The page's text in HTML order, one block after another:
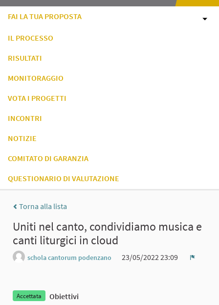
FAI LA TUA PROPOSTA
IL PROCESSO
RISULTATI
MONITORAGGIO
VOTA I PROGETTI
INCONTRI
NOTIZIE
COMITATO DI GARANZIA
QUESTIONARIO DI VALUTAZIONE
Torna alla lista
Uniti nel canto, condividiamo musica e
canti liturgici in cloud
schola cantorum podenzano
23/05/2022 23:09
Accettata
Obiettivi